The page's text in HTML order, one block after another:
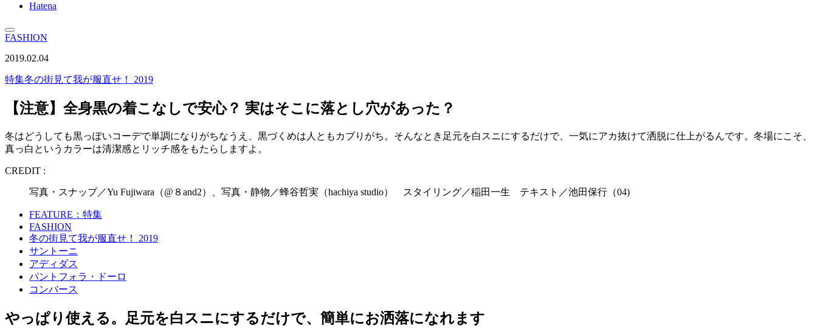
Hatena
FASHION
2019.02.04
特集冬の街見て我が服直せ！ 2019
【注意】全身黒の着こなしで安心？ 実はそこに落とし穴があった？
冬はどうしても黒っぽいコーデで単調になりがちなうえ、黒づくめは人ともカブりがち。そんなとき足元を白スニにするだけで、一気にアカ抜けて洒脱に仕上がるんです。冬場にこそ、
真っ白というカラーは清潔感とリッチ感をもたらしますよ。
CREDIT :
写真・スナップ／Yu Fujiwara（@８and2）、写真・静物／蜂谷哲実（hachiya studio） スタイリング／稲田一生 テキスト／池田保行（04)
FEATURE：特集
FASHION
冬の街見て我が服直せ！ 2019
サントーニ
アディダス
パントフォラ・ドーロ
コンバース
やっぱり使える。足元を白スニにするだけで、簡単にお洒落になれます